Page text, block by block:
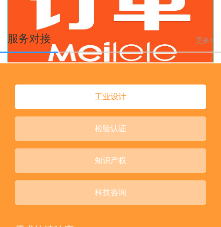
工业厂房按揭贷款
服务对接 更多>
工业设计
检验认证
知识产权
科技咨询